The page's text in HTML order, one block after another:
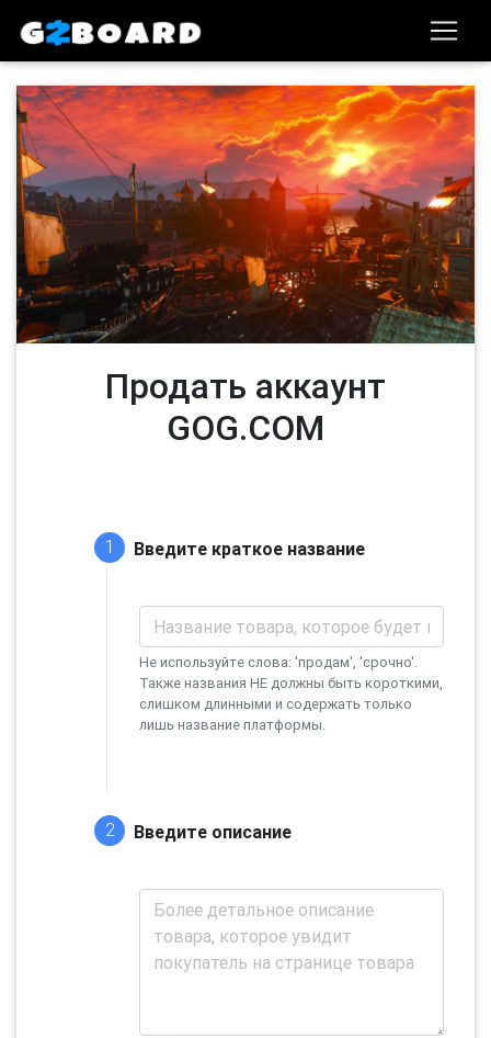
Продать аккаунт
GOG.COM
1 Введите краткое название
Не используйте слова: 'продам', 'срочно'.
Также названия НЕ должны быть короткими,
слишком длинными и содержать только
лишь название платформы.
2 Введите описание